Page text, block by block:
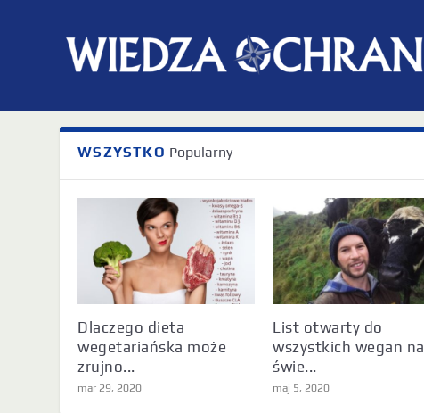
WSZYSTKO Popularny
Dlaczego dieta
wegetariańska może
zrujno...
mar 29, 2020
List otwarty do
wszystkich wegan na
świe...
maj 5, 2020